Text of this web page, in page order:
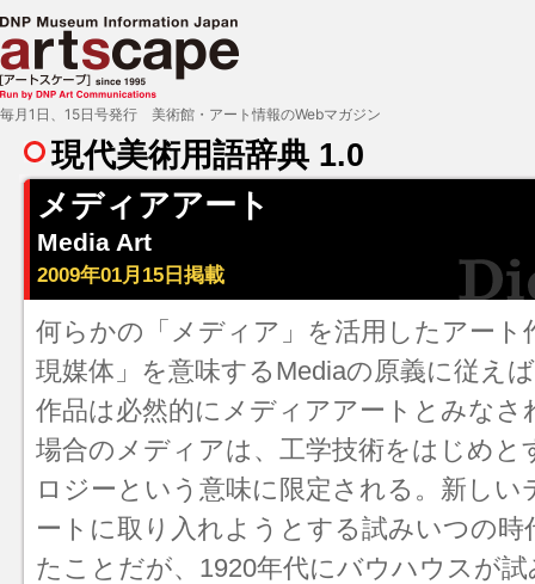
現代美術用語辞典 1.0
メディアアート
Media Art
2009年01月15日掲載
何らかの「メディア」を活用したアート
現媒体」を意味するMediaの原義に従え
作品は必然的にメディアアートとみなさ
場合のメディアは、工学技術をはじめと
ロジーという意味に限定される。新し
ートに取り入れようとする試みいつの
たことだが、1920年代にバウハウス が
毎月1日、15日号発行 美術館・アート情報のWebマガジン